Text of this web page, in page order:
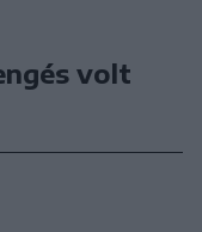
volt